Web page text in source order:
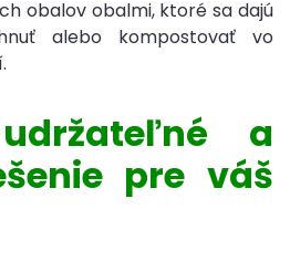
obalov obalmi, ktoré sa dajú
alebo kompostovať vo
a
pre váš